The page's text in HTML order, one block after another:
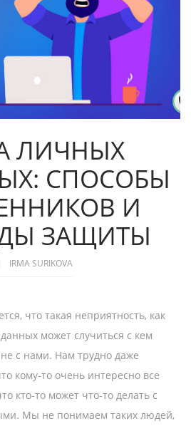
ЛИЧНЫХ
СПОСОБЫ
И
ЗАЩИТЫ
IRMA SURIKOVA
что такая неприятность, как
может случиться с кем
не с нами. Нам трудно даже
кому-то очень интересно все
кто-то может что-то делать с
Мы не понимаем таких людей,